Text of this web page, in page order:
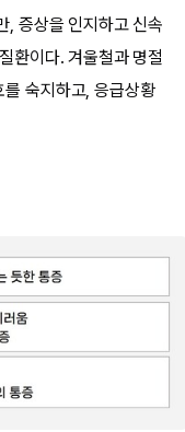
, 증상을 인지하고 신속
환이다. 겨울철과 명절
숙지하고, 응급상황